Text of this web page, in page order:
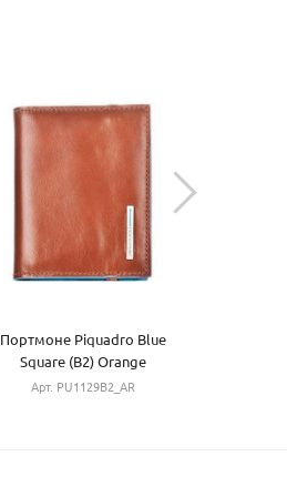
Портмоне Piquadro Blue
Square (B2) Orange
PU1129B2_AR
Арт. PU1129B2_AR